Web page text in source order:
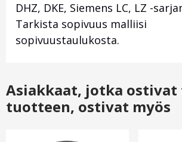
DHZ, DKE, Siemens LC, LZ -
Tarkista sopivuus malliisi
sopivuustaulukosta.
Asiakkaat, jotka ostivat
tuotteen, ostivat myös